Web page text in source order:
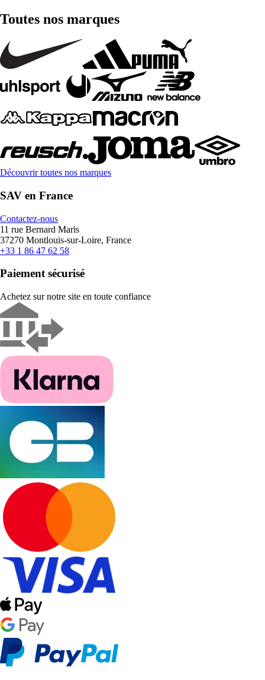
Toutes nos marques
Découvrir toutes nos marques
SAV en France
Contactez-nous
11 rue Bernard Maris
37270 Montlouis-sur-Loire, France
+33 1 86 47 62 58
Paiement sécurisé
Achetez sur notre site en toute confiance